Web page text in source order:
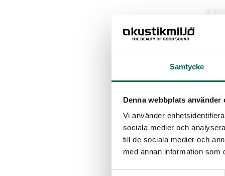
Samtycke
Denna webbplats använder
Vi använder
sociala medier och
till de sociala medier och
med annan information som